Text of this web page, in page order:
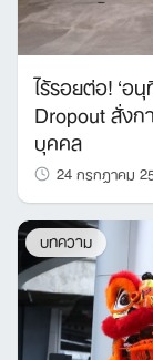
ไร้รอยต่อ! ‘อ
Dropout สั่งก
บุคคล
24 กรกฎาคม
บทความ